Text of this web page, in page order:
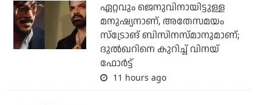
ഏറ്റവും ജെനുവിനായിട്ടുള്ള
മനുഷ്യനാണ്, അതേസമയം
സ്‌ട്രോങ് ബിസിനസ്മാനുമാണ്;
ദുല്‍ഖറിനെ കുറിച്ച് വിനയ്
ഫോര്‍ട്ട്
11 hours ago